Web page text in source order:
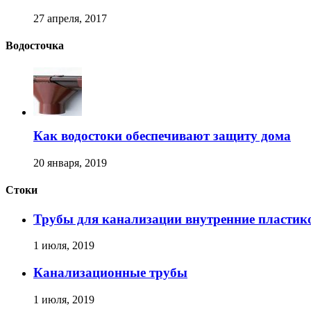
27 апреля, 2017
Водосточка
Как водостоки обеспечивают защиту дома
20 января, 2019
Стоки
Трубы для канализации внутренние
1 июля, 2019
Канализационные трубы
1 июля, 2019